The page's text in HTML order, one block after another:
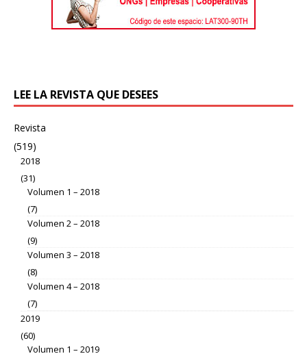
LEE LA REVISTA QUE DESEES
Revista
(519)
2018
(31)
Volumen 1 – 2018
(7)
Volumen 2 – 2018
(9)
Volumen 3 – 2018
(8)
Volumen 4 – 2018
(7)
2019
(60)
Volumen 1 – 2019